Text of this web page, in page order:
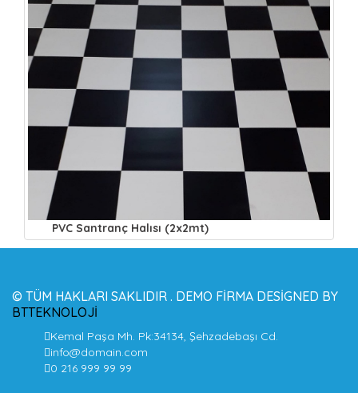
PVC Santranç Halısı (2x2mt)
© TÜM HAKLARI SAKLIDIR . DEMO FIRMA DESIGNED BY
BTTEKNOLOJI
Kemal Paşa Mh. Pk:34134, Şehzadebaşı Cd.
info@domain.com
0 216 999 99 99